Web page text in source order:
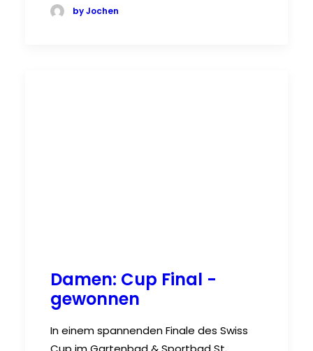
by Jochen
Damen: Cup Final -
gewonnen
In einem spannenden Finale des Swiss